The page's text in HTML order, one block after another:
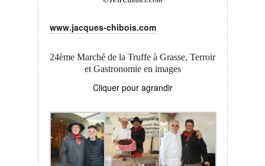
www.jacques-chibois.com
24ème Marché de la Truffe à Grasse, Terroir
et Gastronomie en images
Cliquer pour agrandir